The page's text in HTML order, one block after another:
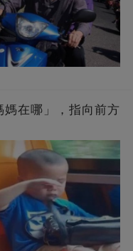
在哪」，指向前方